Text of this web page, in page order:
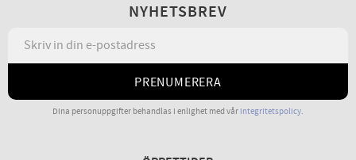
NYHETSBREV
PRENUMERERA
Dina personuppgifter behandlas i enlighet med vår integritetspolicy.